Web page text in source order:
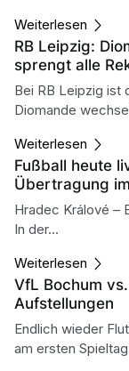
Weiterlesen
RB Leipzig:
sprengt alle
Bei RB Leipzig ist
Diomande
Weiterlesen
Fußball heute
Übertragung
Hradec Králové –
In der...
Weiterlesen
VfL Bochum
Aufstellungen
Endlich wieder
am ersten